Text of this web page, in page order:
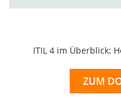
ITIL 4 im Überblick:
ZUM